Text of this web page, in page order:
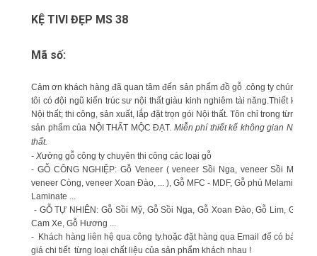
KỆ TIVI ĐẸP MS 38
Mã số:
Cảm ơn khách hàng đã quan tâm đến sản phẩm đồ gỗ .công ty chúng
tôi có đội ngũ kiến trúc sư nội thất giàu kinh nghiêm tài năng.Thiết kế
Nội thất; thi công, sản xuất, lắp đặt trọn gói Nội thất. Tôn chỉ trong từng
sản phẩm của NỘI THẤT MỘC ĐẠT. Miễn phí thiết kế không gian Nội
thất.
- Xưởng gỗ công ty chuyên thi công các loại gỗ
- GỖ CÔNG NGHIỆP: Gỗ Veneer ( veneer Sồi Nga, veneer Sồi Mỹ,
veneer Còng, veneer Xoan Đào, ... ), Gỗ MFC - MDF, Gỗ phủ Melamin,
Laminate ...
- GỖ TỰ NHIÊN: Gỗ Sồi Mỹ, Gỗ Sồi Nga, Gỗ Xoan Đào, Gỗ Lim, Gỗ
Cam Xe, Gỗ Hương ...
- Khách hàng liên hệ qua công ty.hoặc đặt hàng qua Email để có báo
giá chi tiết từng loại chất liệu của sản phẩm khách nhau !